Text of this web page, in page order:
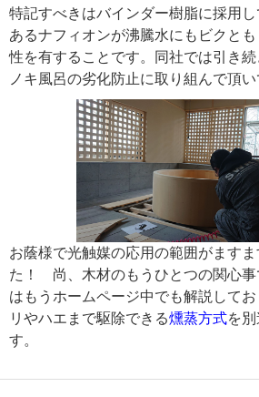
特記すべきはバインダー樹脂に採用
あるナフィオンが沸騰水にもビクと
性を有することです。同社では引き
ノキ風呂の劣化防止に取り組んで頂い
お蔭様で光触媒の応用の範囲がます
た！ 尚、木材のもうひとつの関心事
はもうホームページ中でも解説して
リやハエまで駆除できる燻蒸方式を
す。